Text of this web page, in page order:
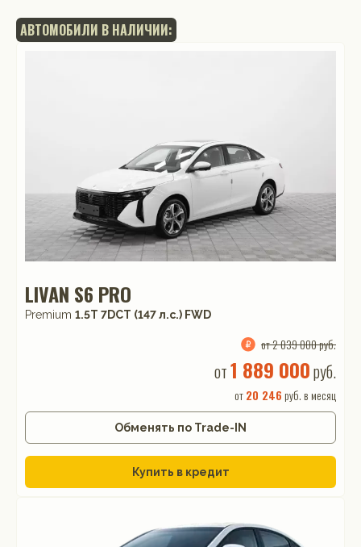
АВТОМОБИЛИ В НАЛИЧИИ:
LIVAN S6 PRO
Premium 1.5T 7DCT (147 л.с.) FWD
от 2 039 000 руб.
от1 889 000руб.
от20 246 руб. в месяц
Обменять по Trade-IN
Купить в кредит